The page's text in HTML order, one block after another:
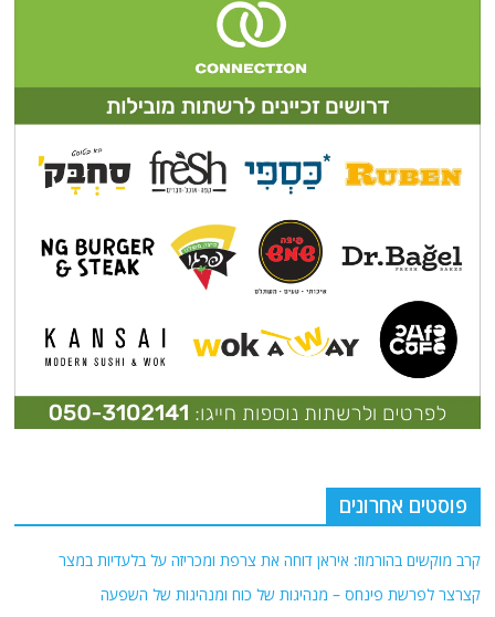
פוסטים אחרונים
קרב מוקשים בהורמוז: איראן דוחה את צרפת ומכריזה על בלעדיות במצר
קצרצר לפרשת פינחס – מנהיגות של כוח ומנהיגות של השפעה